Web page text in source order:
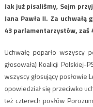
Jak już pisaliśmy, Sejm
Jana Pawła II. Za uchwałą
43 parlamentarzystów, zaś
Uchwałę poparło wszyscy
głosowała) Koalicji Polskiej-
wszyscy głosujący posłowie
opowiedział się przeciwko
też czterech posłów